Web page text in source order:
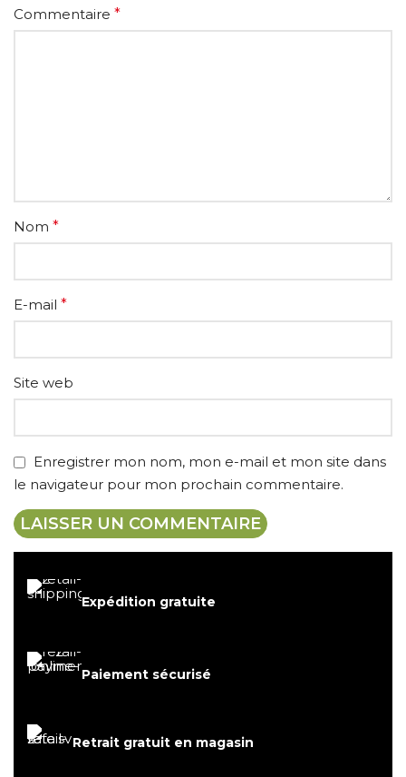
Commentaire *
Nom *
E-mail *
Site web
Enregistrer mon nom, mon e-mail et mon site dans
le navigateur pour mon prochain commentaire.
Expédition gratuite
Paiement sécurisé
Retrait gratuit en magasin